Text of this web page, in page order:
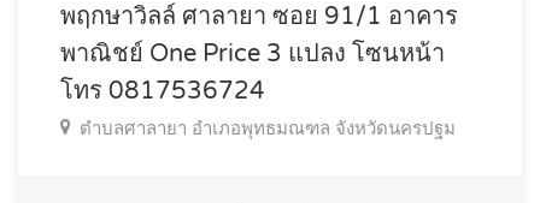
พฤกษาวิลล์ ศาลายา ซอย 91/1 อาคาร
พาณิชย์ One Price 3 แปลง โซนหน้า
โทร 0817536724
ตำบลศาลายา อำเภอพุทธมณฑล จังหวัดนครปฐม